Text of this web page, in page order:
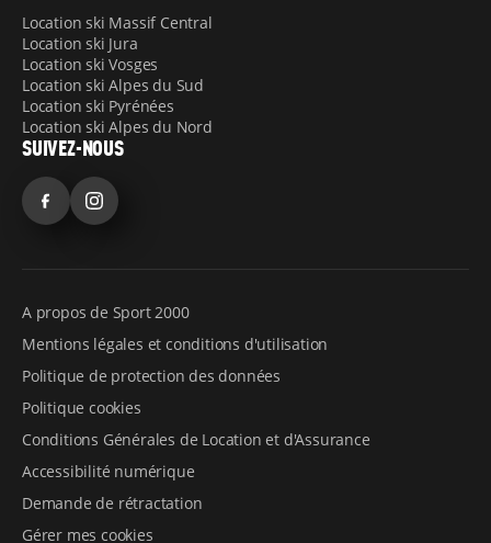
donc trouver son bonheur et profiter de belles
vacances à la montagne !
Location ski Massif Central
Location ski Jura
Location ski Vosges
Location ski Alpes du Sud
Location ski Pyrénées
Location ski Alpes du Nord
SUIVEZ-NOUS
FacebookInstagram
A propos de Sport 2000
Mentions légales et conditions d'utilisation
Politique de protection des données
Politique cookies
Conditions Générales de Location et d'Assurance
Accessibilité numérique
Demande de rétractation
Gérer mes cookies